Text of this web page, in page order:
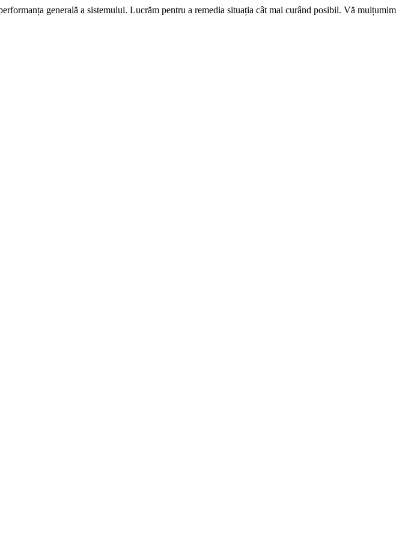
generală a sistemului. Lucrăm pentru a remedia situația cât mai curând posibil. Vă mulțumim